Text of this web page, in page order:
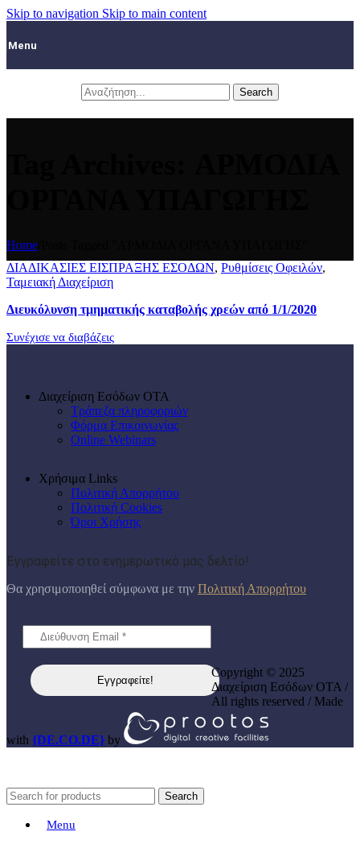
Skip to navigation Skip to main content
Menu
Search
Home
ΔΙΑΔΙΚΑΣΙΕΣ ΕΙΣΠΡΑΞΗΣ ΕΣΟΔΩΝ, Ρυθμίσεις Οφειλών,
Ταμειακή Διαχείριση
Διευκόλυνση τμηματικής καταβολής χρεών από 1/1/2020
Συνέχισε να διαβάζεις
Διαχείριση Εσόδων ΟΤΑ
Τράπεζα πληροφοριών
Φόρμα Επικοινωνίας
Online Webinars
Χρήσιμα Links
Πολιτική Απορρήτου
Πολιτική Cookies
Όροι Χρήσης
Εγγραφείτε στο ενημερωτικό μας δελτίο!
Θα χρησιμοποιηθεί σύμφωνα με την Πολιτική Απορρήτου
Copyright © 2025
Διαχείριση Εσόδων ΟΤΑ /
All rights reserved / Made
with {DE.CO.DE} by
Search
Menu